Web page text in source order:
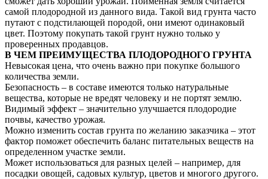
самой плодородной из данного вида. Такой вид грунта часто
путают с подстилающей породой, они имеют одинаковый
цвет. Поэтому покупать такой грунт нужно только у
проверенных продавцов.
В ЧЕМ ПРЕИМУЩЕСТВА ПЛОДОРОДНОГО ГРУНТА
Невысокая цена, что очень важно при покупке большого
количества земли.
Безопасность – в составе имеются только натуральные
вещества, которые не вредят человеку и не портят землю.
Видимый эффект – значительно улучшается плодородие
почвы, качество урожая.
Можно изменить состав грунта по желанию заказчика – этот
фактор поможет обеспечить баланс питательных веществ на
определенном участке земли.
Может использоваться для разных целей – например, для
посадки овощей, садовых культур, цветов и многого другого.